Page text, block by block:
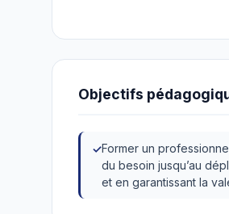
Objectifs
Former un
du besoin jusqu’au
et en garantissant la